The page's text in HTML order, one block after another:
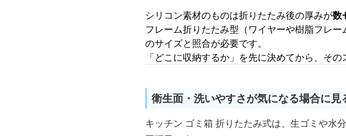
シリコン素材のものは折りたたみ後の厚みが数
フレーム折りたたみ型（ワイヤーや樹脂フレ
のサイズと照合が必要です。
「どこに収納するか」を先に決めてから、そ
衛生面・洗いやすさが気になる場合に見
キッチン ゴミ箱 折りたたみ式は、生ゴミや水